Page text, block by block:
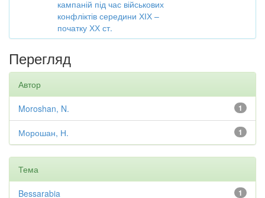
кампаній під час військових
конфліктів середини ХІХ –
початку ХХ ст.
Перегляд
Автор
1
Moroshan, N.
1
Морошан, Н.
Тема
1
Bessarabia